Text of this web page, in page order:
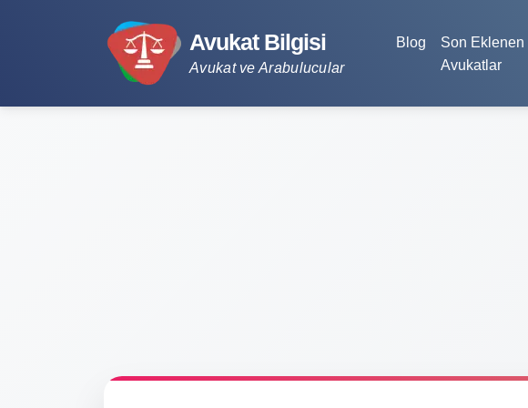
Avukat Bilgisi
Avukat ve Arabulucular
Blog
Son Eklenen
Avukatlar